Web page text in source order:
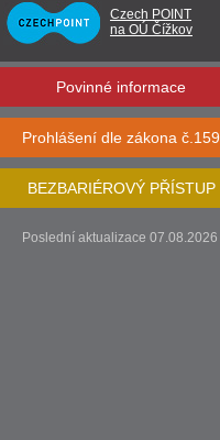
Czech POINT
na OÚ Čížkov
Povinné informace
Prohlášení dle zákona č.159
BEZBARIÉROVÝ PŘÍSTUP
Poslední aktualizace 07.08.2026